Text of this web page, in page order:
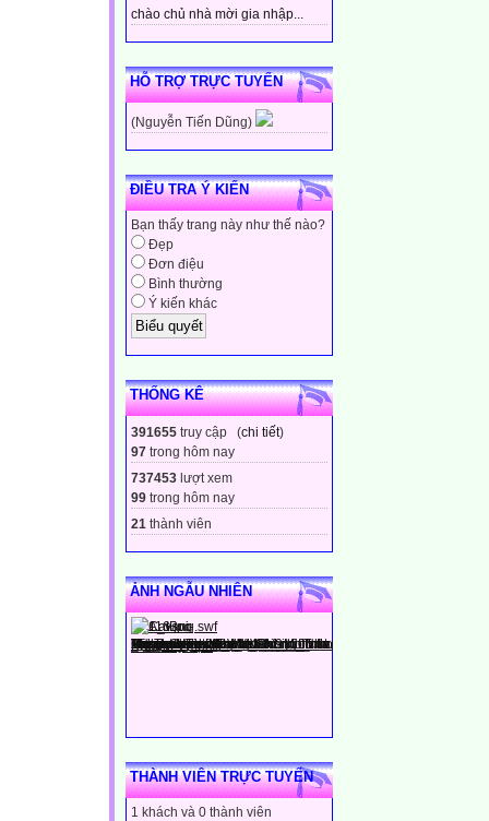
chào chủ nhà mời gia nhập...
HỖ TRỢ TRỰC TUYẾN
(Nguyễn Tiến Dũng)
ĐIỀU TRA Ý KIẾN
Bạn thấy trang này như thế nào?
Đẹp
Đơn điệu
Bình thường
Ý kiến khác
THỐNG KÊ
391655 truy cập (chi tiết)
97 trong hôm nay
737453 lượt xem
99 trong hôm nay
21 thành viên
ẢNH NGẪU NHIÊN
THÀNH VIÊN TRỰC TUYẾN
1 khách và 0 thành viên